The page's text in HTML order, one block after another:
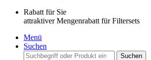
Rabatt für Sie
attraktiver Mengenrabatt für Filtersets
Menü
Suchen
Suchen